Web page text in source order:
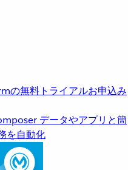
の無料トライアルお申込み
データやアプリと簡
を自動化